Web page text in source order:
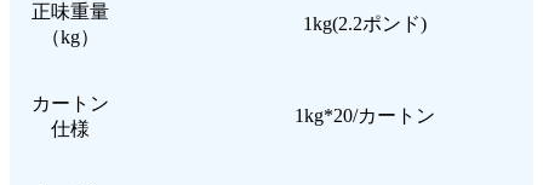
正味重量
（kg）
1kg(2.2ポンド)
カートン
仕様
1kg*20/カートン